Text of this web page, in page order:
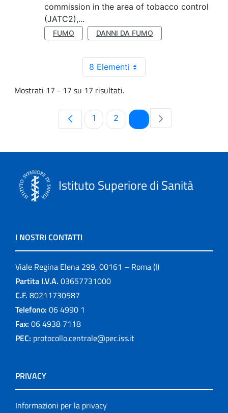
commission in the area of tobacco control
(JATC2),...
FUMO DANNI DA FUMO
8 Elementi
Mostrati 17 - 17 su 17 risultati.
Pagina
1 Pagina
2 Pagina
Istituto Superiore di Sanità
I NOSTRI CONTATTI
Viale Regina Elena 299, 00161 – Roma (I)
Partita I.V.A. 03657731000
C.F. 80211730587
Telefono: 06 4990 1
Fax: 06 4938 7118
PEC: protocollo.centrale@pec.iss.it
PRIVACY
Informazioni per la privacy